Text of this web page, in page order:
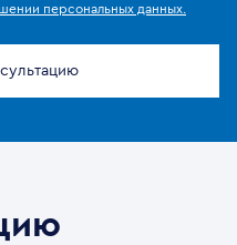
персональных данных.